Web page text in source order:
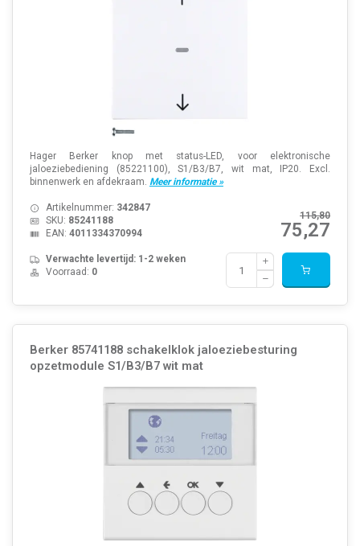
Hager Berker knop met status-LED, voor elektronische
jaloeziebediening (85221100), S1/B3/B7, wit mat, IP20. Excl.
binnenwerk en afdekraam. Meer informatie »
115,80
75,27
Artikelnummer: 342847
SKU: 85241188
EAN: 4011334370994
Verwachte levertijd: 1-2 weken
Voorraad: 0
Berker 85741188 schakelklok jaloeziebesturing
opzetmodule S1/B3/B7 wit mat